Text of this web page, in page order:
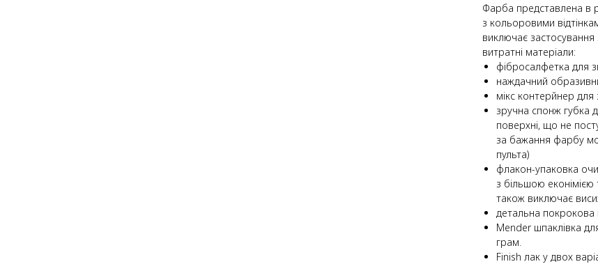
Фарба представлена ​​в
з кольоровими
виключає
витратні матеріали:
фібросалфетка для
наждачний
мікс контерйнер
зручна спонж губка
поверхні, що не
за бажання фарбу
пульта)
флакон-упаковка
з більшою
також виключає
детальна покрокова
Mender шпаклівка
грам.
Finish лак у двох